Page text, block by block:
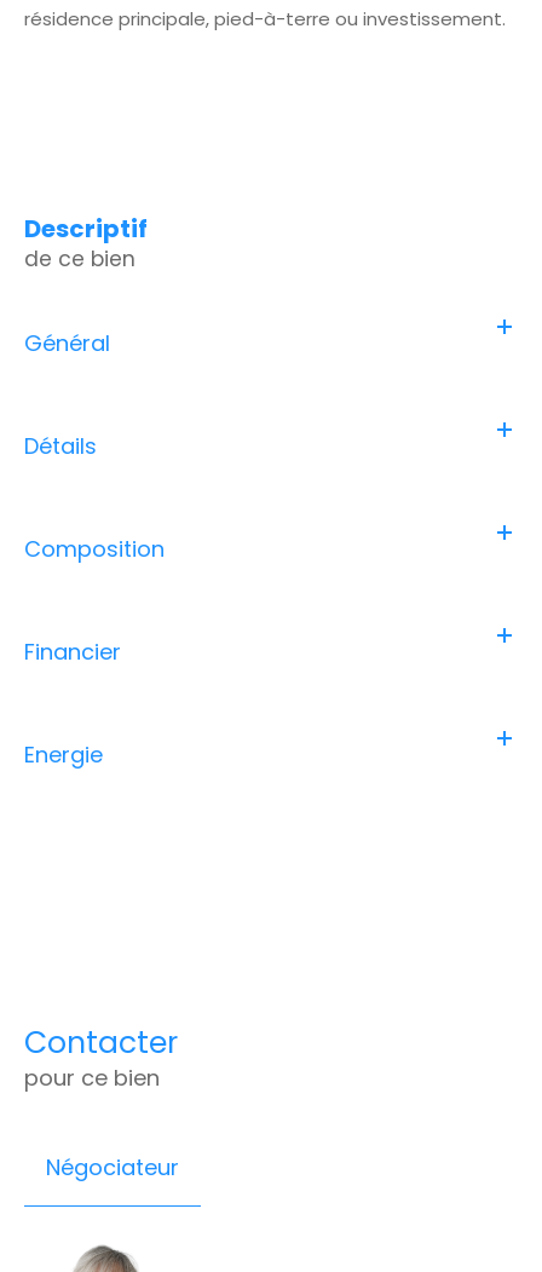
résidence principale, pied-à-terre ou investissement.
descriptif
de ce bien
Général
Détails
Composition
Financier
Energie
Contacter
pour ce bien
Négociateur